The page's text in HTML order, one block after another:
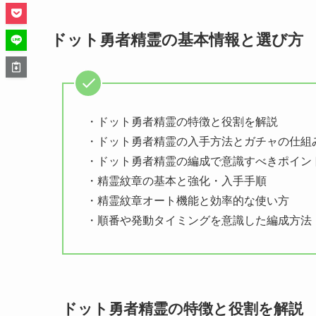
ドット勇者精霊の基本情報と選び方
・ドット勇者精霊の特徴と役割を解説
・ドット勇者精霊の入手方法とガチャの仕組
・ドット勇者精霊の編成で意識すべきポイン
・精霊紋章の基本と強化・入手手順
・精霊紋章オート機能と効率的な使い方
・順番や発動タイミングを意識した編成方法
ドット勇者精霊の特徴と役割を解説